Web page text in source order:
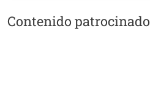
Contenido patrocinado